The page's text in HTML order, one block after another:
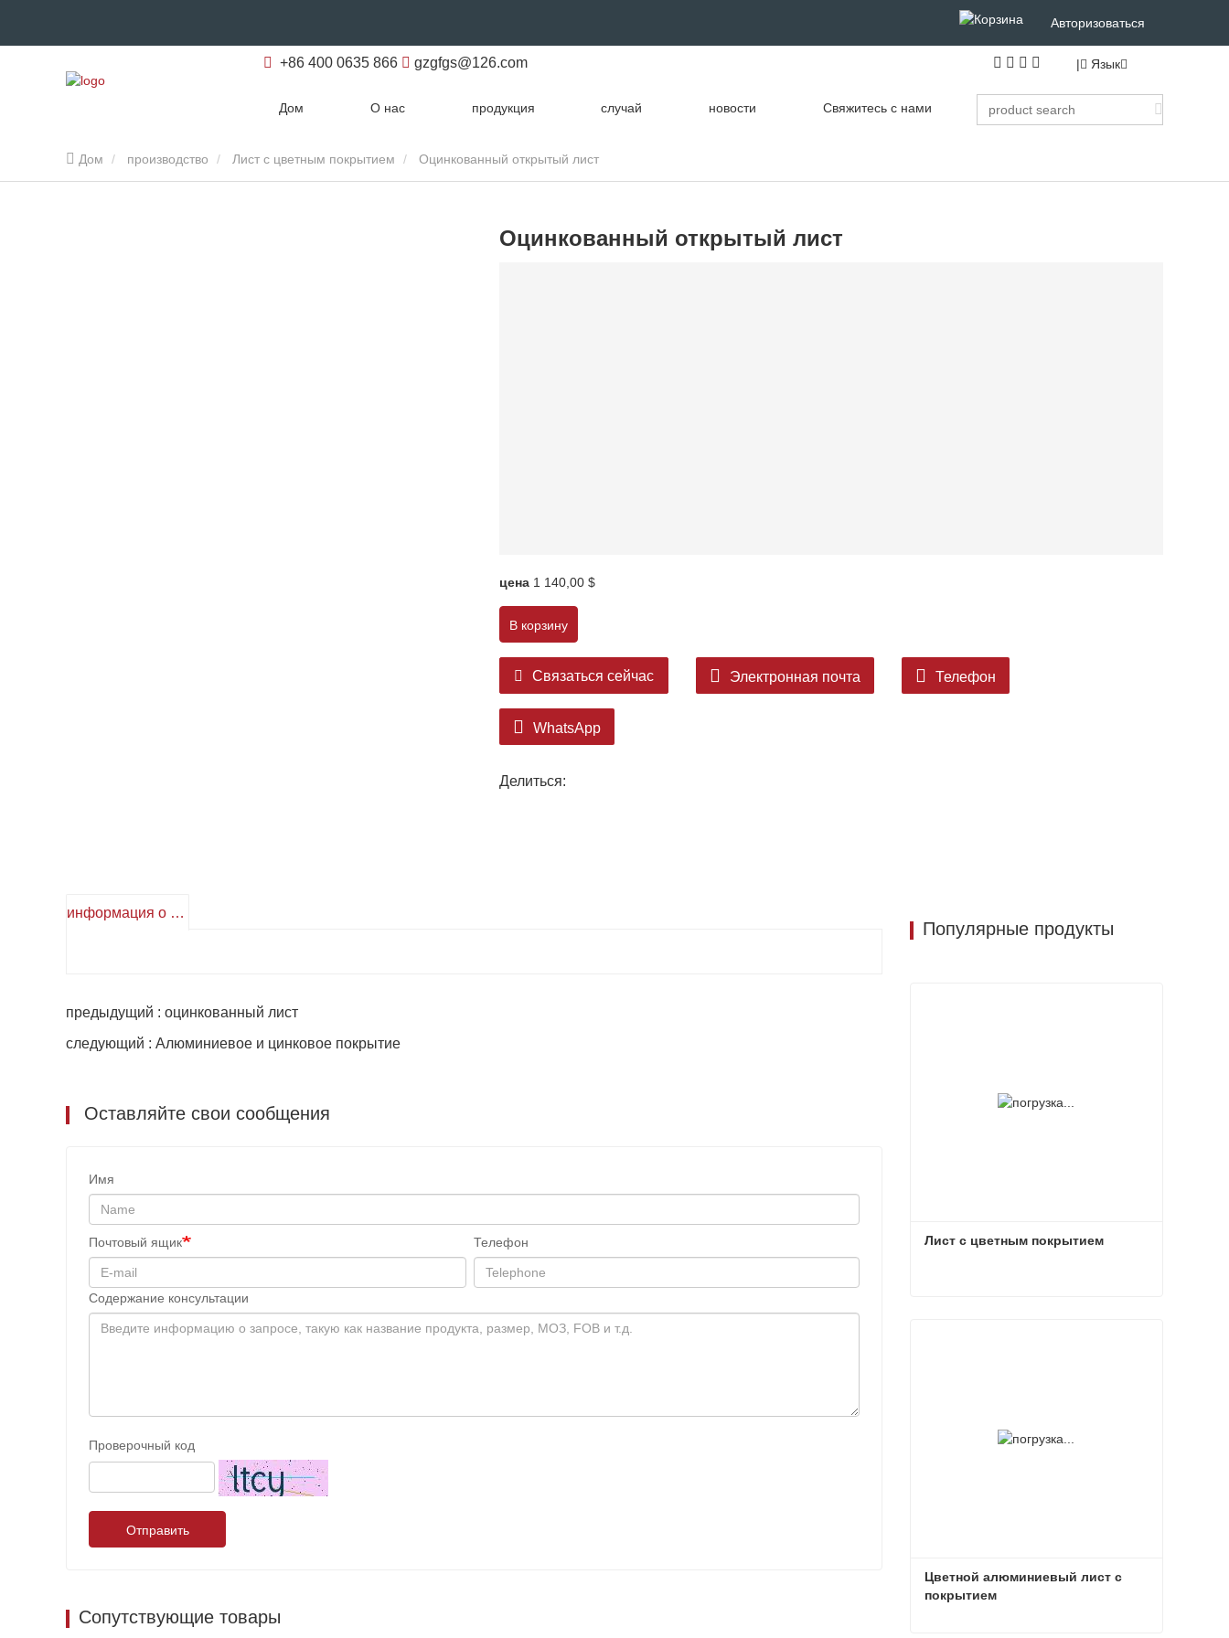
Авторизоваться
+86 400 0635 866 gzgfgs@126.com | Язык
Дом О нас продукция случай новости Свяжитесь с нами
Дом производство Лист с цветным покрытием Оцинкованный открытый лист
Оцинкованный открытый лист
цена 1 140,00 $
В корзину
Связаться сейчас Электронная почта Телефон
WhatsApp
Делиться:
информация о продукте
предыдущий : оцинкованный лист
следующий : Алюминиевое и цинковое покрытие
Оставляйте свои сообщения
Имя
Почтовый ящик Телефон
Содержание консультации
Проверочный код
Отправить
Сопутствующие товары
Популярные продукты
Лист с цветным покрытием
Цветной алюминиевый лист с
покрытием